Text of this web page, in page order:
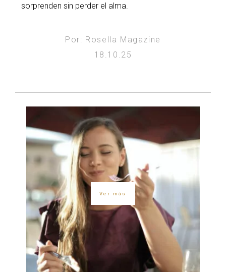
sorprenden sin perder el alma.
Por: Rosella Magazine
18.10.25
Ver más